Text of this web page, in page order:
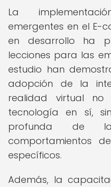
La
emergentes en el E-
en desarrollo ha
lecciones para las
estudio han
adopción de la
realidad virtual
tecnología en sí,
profunda de
comportamientos
específicos.
Además, la